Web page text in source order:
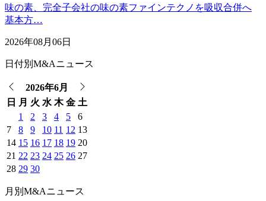
味の素、完全子会社の味の素ファインテクノを吸収合併へ
基本方…
2026年08月06日
日付別M&Aニュース
2026年6月
日
月 火 水 木 金 土
1
2 3 4 5
6
7
8 9 10 11 12 13
14 15 16 17 18 19 20
21 22 23 24 25 26 27
28 29 30
月別M&Aニュース